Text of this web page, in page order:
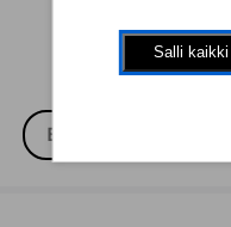
Salli kaikki